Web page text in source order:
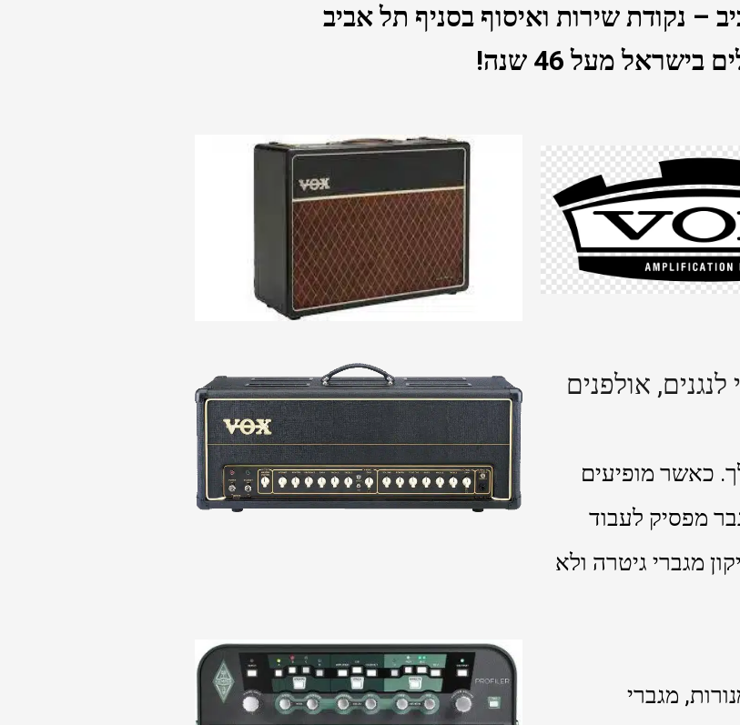
– נקודת שירות ואיסוף בסניף תל אביב
מעל 46 שנה!
אולפנים
כאשר מופיעים
מפסיק לעבוד
מגברי גיטרה ולא
מגברי מנורות, מגברי